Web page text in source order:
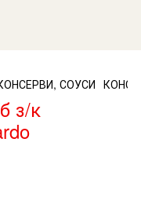
СОУСИ
з/к